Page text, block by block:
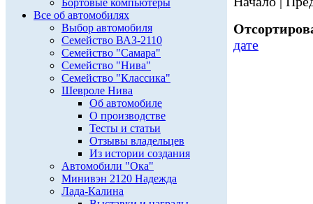
Бортовые компьютеры
Все об автомобилях
Выбор автомобиля
Семейство ВАЗ-2110
Семейство "Самара"
Семейство "Нива"
Семейство "Классика"
Шевроле Нива
Об автомобиле
О производстве
Тесты и статьи
Отзывы владельцев
Из истории создания
Автомобили "Ока"
Минивэн 2120 Надежда
Лада-Калина
дате